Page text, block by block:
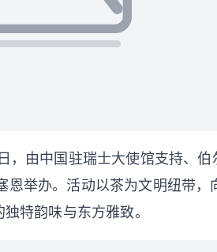
，由中国驻瑞士大使馆支持、
恩举办。活动以茶为文明纽带
特韵味与东方雅致。